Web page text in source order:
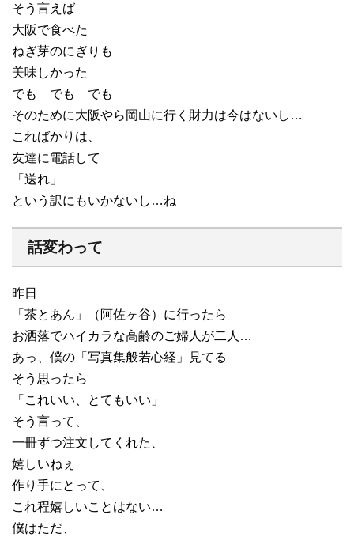
そう言えば
大阪で食べた
ねぎ芽のにぎりも
美味しかった
でも でも でも
そのために大阪やら岡山に行く財力は今はないし…
こればかりは、
友達に電話して
「送れ」
という訳にもいかないし…ね
話変わって
昨日
「茶とあん」（阿佐ヶ谷）に行ったら
お洒落でハイカラな高齢のご婦人が二人…
あっ、僕の「写真集般若心経」見てる
そう思ったら
「これいい、とてもいい」
そう言って、
一冊ずつ注文してくれた、
嬉しいねぇ
作り手にとって、
これ程嬉しいことはない…
僕はただ、